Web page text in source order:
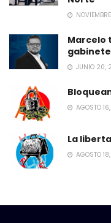
Marcelo
gabinete
JUNIO 20,
AGOSTO
La
AGOSTO